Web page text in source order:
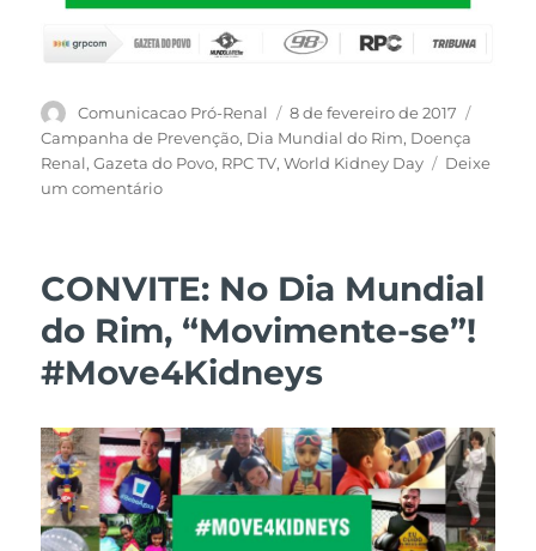
Autor
Comunicacao Pró-Renal
Publicado
em
8 de fevereiro de 2017
Campanha de Prevenção, Dia Mundial do Rim, Doença
Renal,Gazeta do Povo, RPC TV,World Kidney Day
Deixe
um comentárioem
na
Globo!
CONVITE: No Dia Mundial
do Rim, “Movimente-se”!
#Move4Kidneys